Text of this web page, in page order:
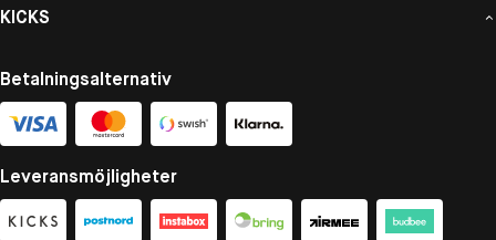
KICKS
Betalningsalternativ
Leveransmöjligheter